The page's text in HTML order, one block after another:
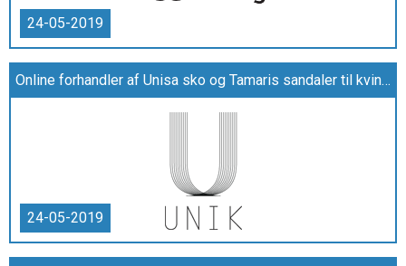
24-05-2019
Online forhandler af Unisa sko og Tamaris sandaler til kvinder i bedste kvalitet
24-05-2019